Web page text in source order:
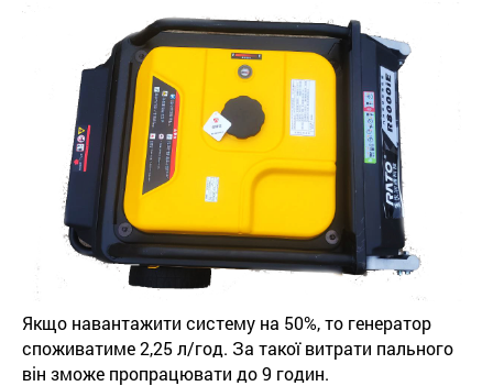
Якщо навантажити систему на 50%, то генератор
споживатиме 2,25 л/год. За такої витрати пального
він зможе пропрацювати до 9 годин.